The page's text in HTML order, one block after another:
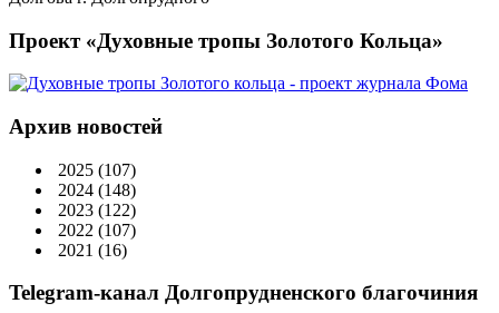
Проект «Духовные тропы Золотого Кольца»
Архив новостей
2025 (107)
2024 (148)
2023 (122)
2022 (107)
2021 (16)
Telegram-канал Долгопрудненского благочиния